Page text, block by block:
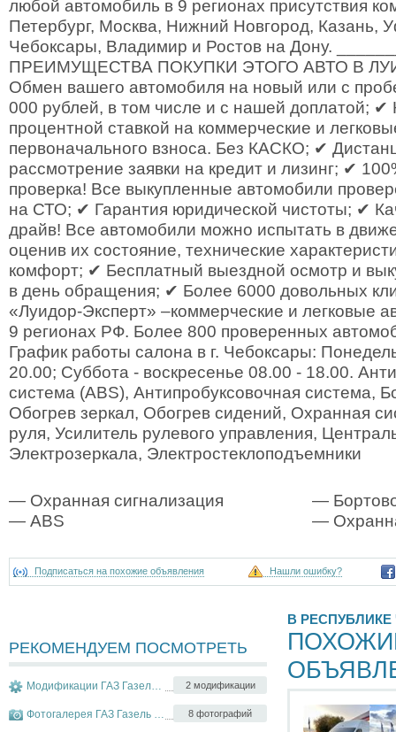
любой автомобиль в 9 регионах присутствия
Петербург, Москва, Нижний Новгород, Казань,
Чебоксары, Владимир и Ростов на Дону.
ПРЕИМУЩЕСТВА ПОКУПКИ ЭТОГО АВТО В
Обмен вашего автомобиля на новый или с
000 рублей, в том числе и с нашей доплатой; ✔
процентной ставкой на коммерческие и
первоначального взноса. Без КАСКО; ✔
рассмотрение заявки на кредит и лизинг; ✔
проверка! Все выкупленные автомобили
на СТО; ✔ Гарантия юридической чистоты; ✔
драйв! Все автомобили можно испытать в
оценив их состояние, технические
комфорт; ✔ Бесплатный выездной осмотр и
в день обращения; ✔ Более 6000 довольных
«Луидор-Эксперт» –коммерческие и легковые
9 регионах РФ. Более 800 проверенных
График работы салона в г. Чебоксары:
20.00; Суббота - воскресенье 08.00 - 18.00.
система (ABS), Антипробуксовочная система,
Обогрев зеркал, Обогрев сидений, Охранная
руля, Усилитель рулевого управления,
Электрозеркала, Электростеклоподъемники
— Охранная сигнализация
— ABS
—
—
Подписаться на похожие объявления Нашли ошибку?
РЕКОМЕНДУЕМ ПОСМОТРЕТЬ
2 модификации
Модификации ГАЗ Газель Next
8 фотографий
Фотогалерея ГАЗ Газель Next
В